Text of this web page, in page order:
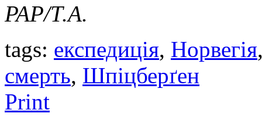
PAP/Т.А.
tags: експедиція, Норвегія
смерть, Шпіцберґен
Print